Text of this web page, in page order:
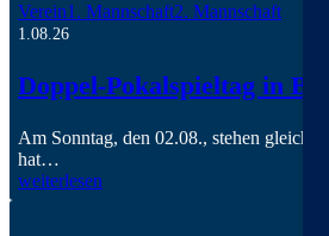
Verein1. Mannschaft2. Mannschaft
1.08.26
Doppel-Pokalspieltag in
Am Sonntag, den 02.08., stehen gleich
hat…
weiterlesen